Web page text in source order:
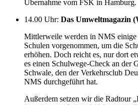
Übernahme vom FSK in Hamburg.
14.00 Uhr: Das Umweltmagazin
Mittlerweile werden in NMS einige
Schulen vorgenommen, um die
erhöhen. Doch reicht es, nur dort
es einen Schulwege-Check an der
Schwale, den der Verkehrsclub
NMS durchgeführt hat.
Außerdem setzen wir die Radtour